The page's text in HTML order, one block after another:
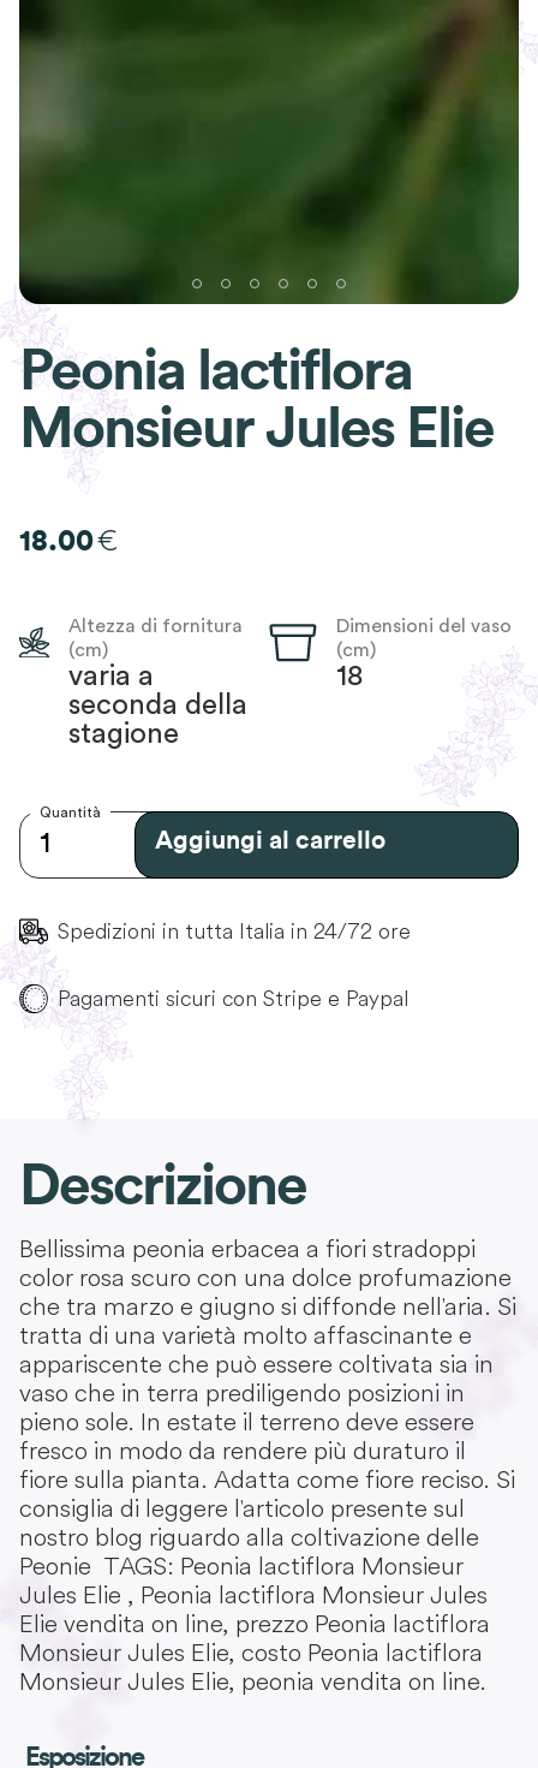
Peonia lactiflora
Monsieur Jules Elie
18.00€
Altezza di fornitura
(cm)
varia a
seconda della
stagione
Dimensioni del vaso
(cm)
18
Quantità
Aggiungi al carrello
Spedizioni in tutta Italia in 24/72 ore
Pagamenti sicuri con Stripe e Paypal
Descrizione
Bellissima peonia erbacea a fiori stradoppi
color rosa scuro con una dolce profumazione
che tra marzo e giugno si diffonde nell'aria. Si
tratta di una varietà molto affascinante e
appariscente che può essere coltivata sia in
vaso che in terra prediligendo posizioni in
pieno sole. In estate il terreno deve essere
fresco in modo da rendere più duraturo il
fiore sulla pianta. Adatta come fiore reciso. Si
consiglia di leggere l'articolo presente sul
nostro blog riguardo alla coltivazione delle
Peonie TAGS: Peonia lactiflora Monsieur
Jules Elie , Peonia lactiflora Monsieur Jules
Elie vendita on line, prezzo Peonia lactiflora
Monsieur Jules Elie, costo Peonia lactiflora
Monsieur Jules Elie, peonia vendita on line.
Esposizione